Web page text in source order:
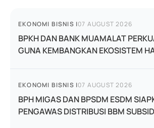
EKONOMI BISNIS |07 AUGUST 2026
BPKH DAN BANK MUAMALAT
GUNA KEMBANGKAN EKOSISTEM
EKONOMI BISNIS |07 AUGUST 2026
BPH MIGAS DAN BPSDM ESDM
PENGAWAS DISTRIBUSI BBM